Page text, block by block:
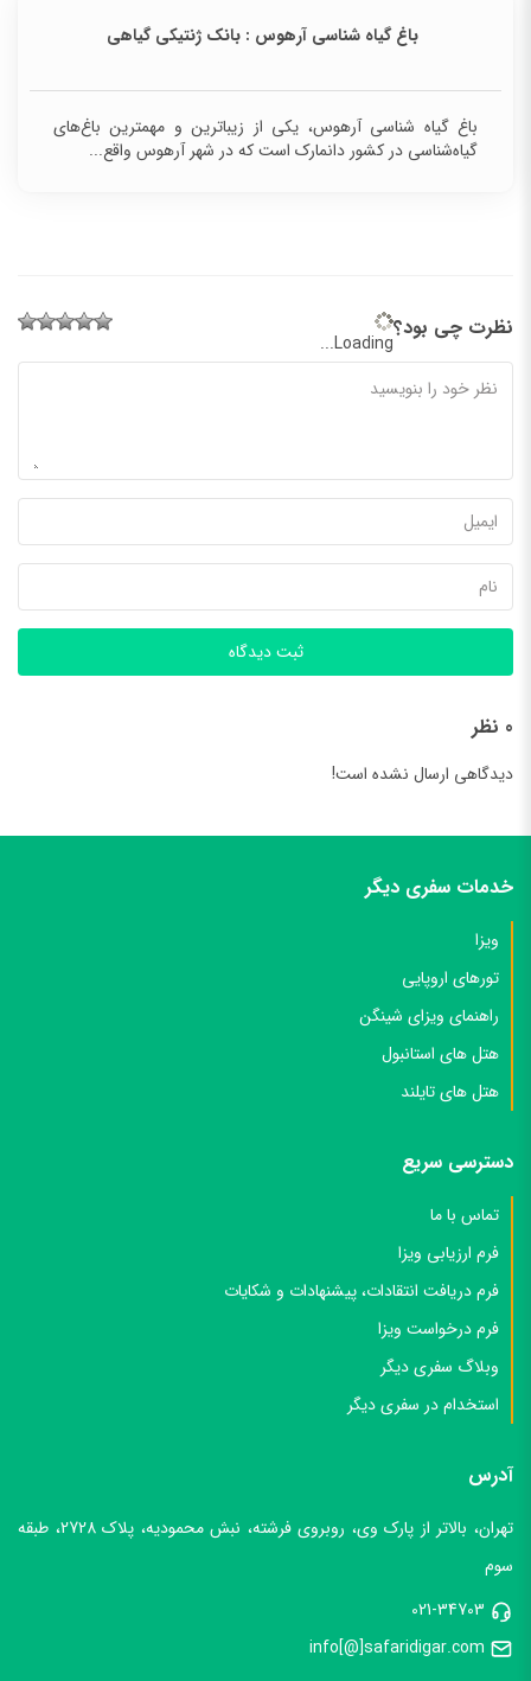
باغ گیاه شناسی آرهوس : بانک ژنتیکی گیاهی
باغ گیاه شناسی آرهوس، یکی از زیباترین و مهمترین باغ‌های
گیاه‌شناسی در کشور دانمارک است که در شهر آرهوس واقع...
نظرت چی بود؟
Loading...
ثبت دیدگاه
0 نظر
دیدگاهی ارسال نشده است!
خدمات سفری دیگر
ویزا
تورهای اروپایی
راهنمای ویزای شینگن
هتل های استانبول
هتل های تایلند
دسترسی سریع
تماس با ما
فرم ارزیابی ویزا
فرم دریافت انتقادات، پیشنهادات و شکایات
فرم درخواست ویزا
وبلاگ سفری دیگر
استخدام در سفری دیگر
آدرس
تهران، بالاتر از پارک وی، روبروی فرشته، نبش محمودیه، پلاک 2728، طبقه
سوم
021-34703
info[@]safaridigar.com